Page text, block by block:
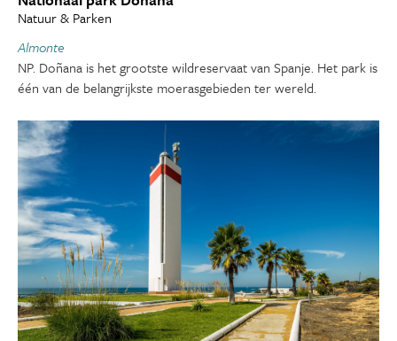
Natuur & Parken
Almonte
NP. Doñana is het grootste wildreservaat van Spanje. Het park is
één van de belangrijkste moerasgebieden ter wereld.